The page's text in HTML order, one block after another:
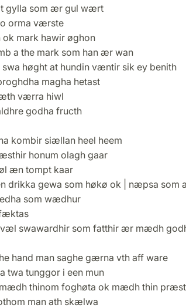
gylla som ær gul wært
orma værste
mark hawir øghon
a the mark som han ær wan
høght at hundin væntir sik ey benith
magha hetast
værra hiwl
godha fructh
kombir siællan heel heem
honum olagh gaar
æn tompt kaar
drikka gewa som høkø ok | næpsa som
som wædhur
swawardhir som fatthir ær mædh
hand man saghe gærna vth aff ware
twa tunggor i een mun
thinom foghøta ok mædh thin præst
man ath skælwa